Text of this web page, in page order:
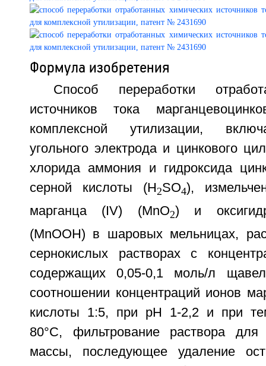
Формула изобретения
Способ переработки
источников тока
комплексной утилизации,
угольного электрода и цинкового
хлорида аммония и гидроксида
серной кислоты (H2SO4),
марганца (IV) (МnO2) и
(МnООН) в шаровых мельницах,
сернокислых растворах с
содержащих 0,05-0,1 моль/л
соотношении концентраций ионов
кислоты 1:5, при рН 1-2,2 и при
80°С, фильтрование раствора для
массы, последующее удаление